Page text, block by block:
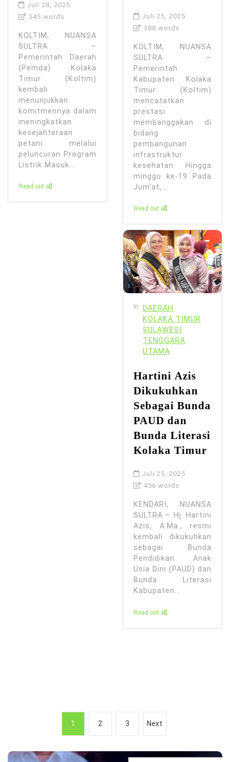
Juli 28, 2025
545 words
KOLTIM, NUANSA
SULTRA –
Pemerintah Daerah
(Pemda) Kolaka
Timur (Koltim)
kembali
menunjukkan
komitmennya dalam
meningkatkan
kesejahteraan
petani melalui
peluncuran Program
Listrik Masuk...
Read out all
Juli 25, 2025
388 words
KOLTIM, NUANSA
SULTRA –
Pemerintah
Kabupaten Kolaka
Timur (Koltim)
mencatatkan
prestasi
membanggakan di
bidang
pembangunan
infrastruktur
kesehatan. Hingga
minggu ke-19 Pada
Jum’at,...
Read out all
In DAERAH
KOLAKA TIMUR
SULAWESI
TENGGARA
UTAMA
Hartini Azis
Dikukuhkan
Sebagai Bunda
PAUD dan
Bunda Literasi
Kolaka Timur
Juli 25, 2025
456 words
KENDARI, NUANSA
SULTRA – Hj. Hartini
Azis, A.Ma., resmi
kembali dikukuhkan
sebagai Bunda
Pendidikan Anak
Usia Dini (PAUD) dan
Bunda Literasi
Kabupaten...
Read out all
g
1 2 3 Next